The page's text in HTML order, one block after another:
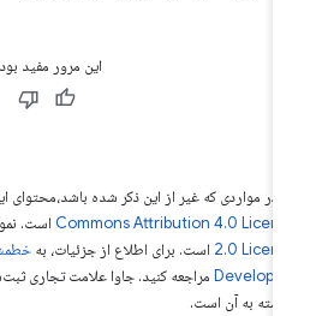
این مرور مفید بود؟
در مواردی که غیر از این ذکر شده باشد،‌محتوای
Commons Attribution 4.0است. نمونه
2.0است. برای اطلاع از جزئیات، به
به آن است.